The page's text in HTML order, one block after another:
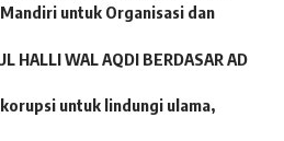
untuk Organisasi dan
HALLI WAL AQDI BERDASAR AD
untuk lindungi ulama,